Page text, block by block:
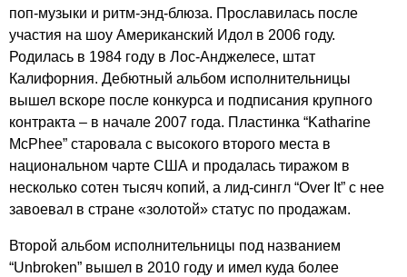
поп-музыки и ритм-энд-блюза. Прославилась после
участия на шоу Американский Идол в 2006 году.
Родилась в 1984 году в Лос-Анджелесе, штат
Калифорния. Дебютный альбом исполнительницы
вышел вскоре после конкурса и подписания крупного
контракта – в начале 2007 года. Пластинка “Katharine
McPhee” старовала с высокого второго места в
национальном чарте США и продалась тиражом в
несколько сотен тысяч копий, а лид-сингл “Over It” с нее
завоевал в стране «золотой» статус по продажам.
Второй альбом исполнительницы под названием
“Unbroken” вышел в 2010 году и имел куда более